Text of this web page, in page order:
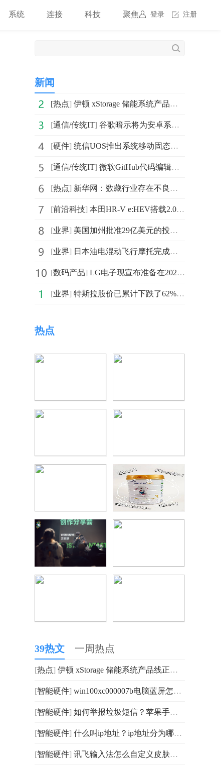
登录 注册
系统 连接 科技 聚焦
新闻
[热点] 伊顿 xStorage 储能系统产品线正式上线，开启数据中心
[通信/传统IT] 谷歌暗示将为安卓系统提供类似苹果的“查找我的”功能
[硬件] 统信UOS推出系统移动固态硬盘：内置统信UOS国产操作系统
[通信/传统IT] 微软GitHub代码编辑器Atom已停用 主动支持和包管理也已结束
[热点] 新华网：数藏行业存在不良竞争 十八数藏集中辟谣六大谣言
[前沿科技] 本田HR-V e:HEV搭载2.0L混合动力系统 采用1993ml排量LF
[业界] 美国加州批准29亿美元的投资计划 以加速实现该州制定的2
[业界] 日本油电混动飞行摩托完成交付：可以以每小时100公里的速
[数码产品] LG电子现宣布准备在2023年国际消费电子展上推出其最新的A
[业界] 特斯拉股价已累计下跌了62%以上 马斯克未来可能失去控制权
热点
39热文 一周热点
[热点] 伊顿 xStorage 储能系统产品线正式上线，开启数据中心
[智能硬件] win100xc000007b电脑蓝屏怎么解决?win10电脑开机就显示ve
[智能硬件] 如何举报垃圾短信？苹果手机怎么阻止骚扰短信发过来？
[智能硬件] 什么叫ip地址？ip地址分为哪几类？
[智能硬件] 讯飞输入法怎么自定义皮肤？讯飞输入法如何打出繁体字？